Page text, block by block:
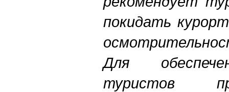
покидать
Для
туристов